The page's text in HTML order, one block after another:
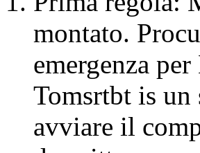
montato.
emergenza
Tomsrtbt is
avviare il